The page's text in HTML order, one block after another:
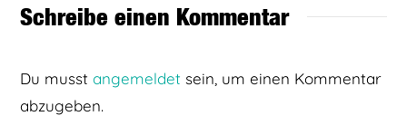
Schreibe einen Kommentar
Du musstangemeldet sein, um einen Kommentar
abzugeben.